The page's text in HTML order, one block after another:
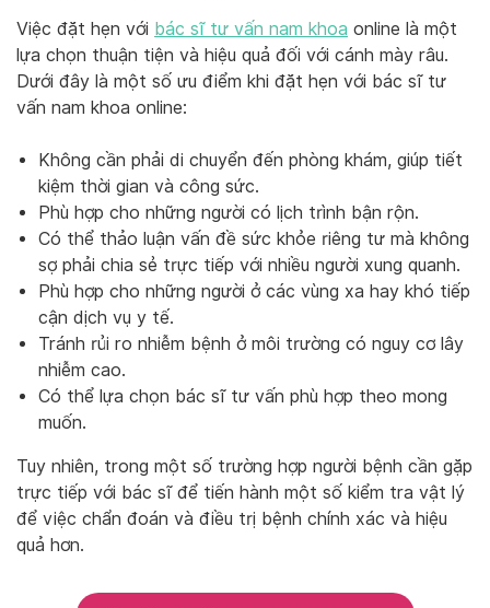
Việc đặt hẹn với bác sĩ tư vấn nam khoa online là một
lựa chọn thuận tiện và hiệu quả đối với cánh mày râu.
Dưới đây là một số ưu điểm khi đặt hẹn với bác sĩ tư
vấn nam khoa online:
Không cần phải di chuyển đến phòng khám, giúp tiết
kiệm thời gian và công sức.
Phù hợp cho những người có lịch trình bận rộn.
Có thể thảo luận vấn đề sức khỏe riêng tư mà không
sợ phải chia sẻ trực tiếp với nhiều người xung quanh.
Phù hợp cho những người ở các vùng xa hay khó tiếp
cận dịch vụ y tế.
Tránh rủi ro nhiễm bệnh ở môi trường có nguy cơ lây
nhiễm cao.
Có thể lựa chọn bác sĩ tư vấn phù hợp theo mong
muốn.
Tuy nhiên, trong một số trường hợp người bệnh cần gặp
trực tiếp với bác sĩ để tiến hành một số kiểm tra vật lý
để việc chẩn đoán và điều trị bệnh chính xác và hiệu
quả hơn.